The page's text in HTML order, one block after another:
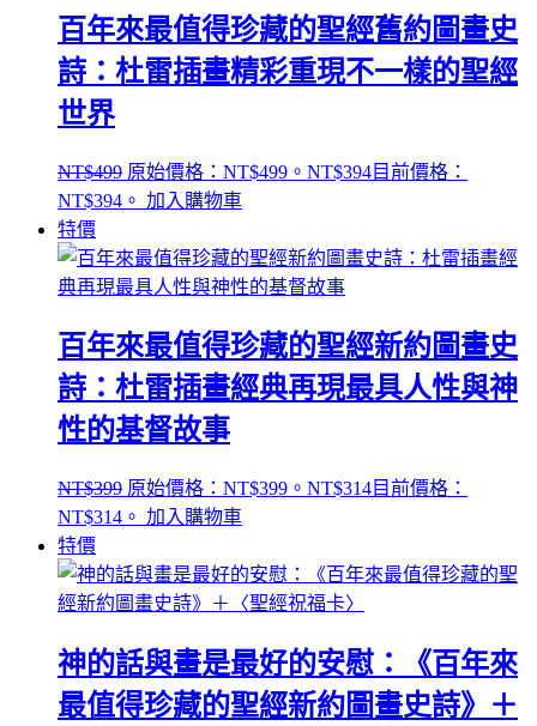
百年來最值得珍藏的聖經舊約圖畫史
詩：杜雷插畫精彩重現不一樣的聖經
世界
NT$499 原始價格：NT$499。 NT$394目前價格：
NT$394。 加入購物車
特價
百年來最值得珍藏的聖經新約圖畫史
詩：杜雷插畫經典再現最具人性與神
性的基督故事
NT$399 原始價格：NT$399。 NT$314目前價格：
NT$314。 加入購物車
特價
神的話與畫是最好的安慰：《百年來
最值得珍藏的聖經新約圖畫史詩》＋